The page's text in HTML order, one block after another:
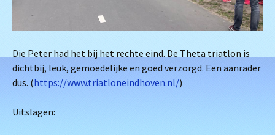
Die Peter had het bij het rechte eind. De Theta triatlon is
dichtbij, leuk, gemoedelijke en goed verzorgd. Een aanrader
dus. (https://www.triatloneindhoven.nl/)
Uitslagen: